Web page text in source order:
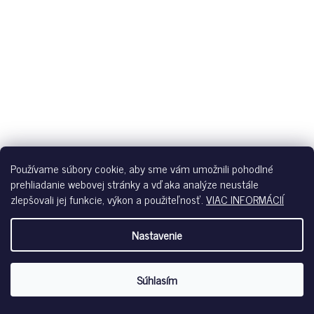
Používame súbory cookie, aby sme vám umožnili pohodlné
prehliadanie webovej stránky a vďaka analýze neustále
zlepšovali jej funkcie, výkon a použiteľnosť.VIAC INFORMÁCIÍ
Nastavenie
Súhlasím
HUBER PÁNSKE V-TRIČKO KRÁTKY RUKÁV ORIGINAL B26 -
BLACK
Skladom u dodávateľa